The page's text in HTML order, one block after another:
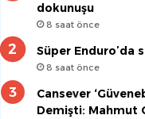
dokunuşu
8 saat önce
Süper Enduro’da
8 saat önce
Cansever
Demişti: Mahmut